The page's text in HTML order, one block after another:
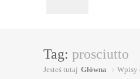
Tag: prosciutto
Jesteś tutaj Główna Wpisy